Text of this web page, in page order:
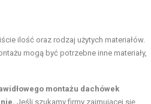
ilość oraz rodzaj użytych materiałów.
mogą być potrzebne inne materiały,
montażu dachówek
Jeśli szukamy firmy zajmującej się